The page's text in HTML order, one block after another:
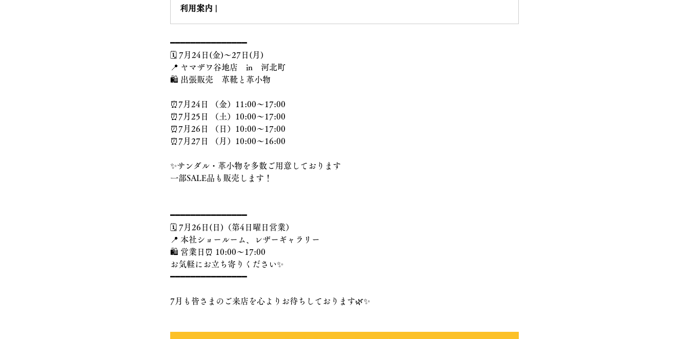
利用案内 |
━━━━━━━━━━━━━━━
🗓️ 7月24日(金)〜27日(月)
📍 ヤマザワ谷地店　in　河北町
🛍️ 出張販売　革靴と革小物
⏰7月24日 （金）11:00〜17:00
⏰7月25日 （土）10:00〜17:00
⏰7月26日 （日）10:00〜17:00
⏰7月27日 （月）10:00〜16:00
✨サンダル・革小物を多数ご用意しております
一部SALE品も販売します！
━━━━━━━━━━━━━━━
🗓️ 7月26日(日)（第4日曜日営業）
📍 本社ショールーム、レザーギャラリー
🛍️ 営業日⏰ 10:00〜17:00
お気軽にお立ち寄りください✨
━━━━━━━━━━━━━━━
7月も皆さまのご来店を心よりお待ちしております🌿✨